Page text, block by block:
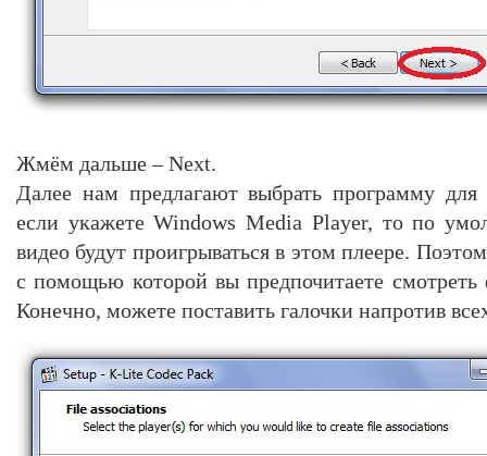
Жмём дальше – Next.
Далее нам предлагают выбрать программу
если укажете Windows Media Player, то по
видео будут проигрываться в этом плеере.
с помощью которой вы предпочитаете
Конечно, можете поставить галочки напротив